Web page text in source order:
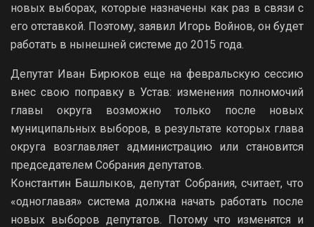
новых выборах, которые назначены как раз в связи с
его отставкой. Поэтому, заявил Игорь Войнов, он будет
работать в нынешней системе до 2015 года.
Депутат Иван Бирюков еще на февральскую сессию
внес свою поправку в Устав: изменения полномочий
главы округа возможно только после новых
муниципальных выборов, в результате которых глава
округа возглавляет администрацию или становится
председателем Собрания депутатов.
Константин Башлыков, депутат Собрания, считает, что
«одноглавая» система должна начать работать после
новых выборов депутатов. Потому что изменятся и